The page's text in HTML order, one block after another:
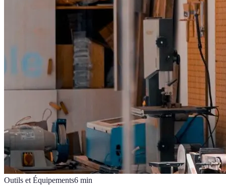
Outils et Équipements6 min